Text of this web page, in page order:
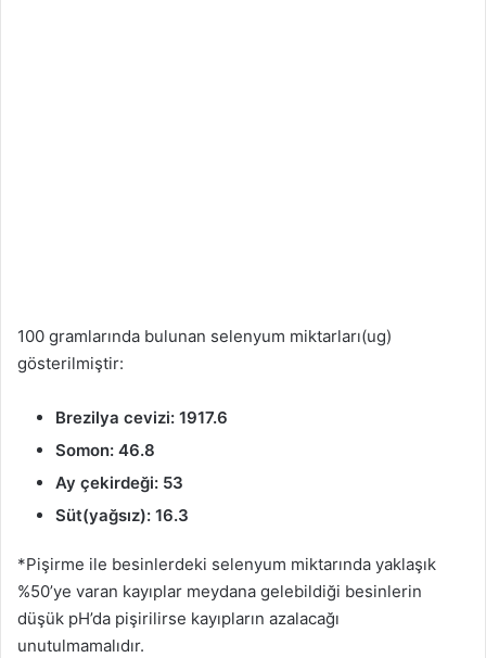
100 gramlarında bulunan selenyum miktarları(ug)
gösterilmiştir:
Brezilya cevizi: 1917.6
Somon: 46.8
Ay çekirdeği: 53
Süt(yağsız): 16.3
*Pişirme ile besinlerdeki selenyum miktarında yaklaşık
%50’ye varan kayıplar meydana gelebildiği besinlerin
düşük pH’da pişirilirse kayıpların azalacağı
unutulmamalıdır.